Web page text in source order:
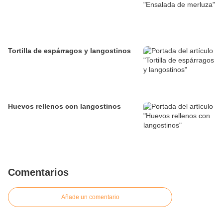
Tortilla de espárragos y langostinos
Huevos rellenos con langostinos
Comentarios
Añade un comentario